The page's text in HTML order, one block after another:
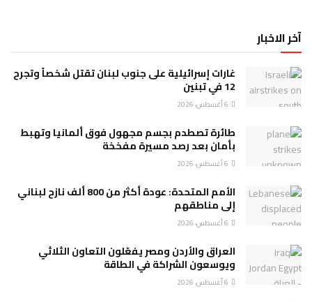
آخر الاخبار
غارات إسرائيلية على جنوب لبنان تقتل شخصاً وتجرح
12 في تبنين
طائرة تصطدم بجسم مجهول فوق ألمانيا وتهبط
بأمان بعد رصد مسيرة مفخخة
الأمم المتحدة: عودة أكثر من 800 ألف نازح لبناني
إلى مناطقهم
العراق والأردن ومصر يفعّلون التعاون الثلاثي
ويوسعون الشراكة في الطاقة